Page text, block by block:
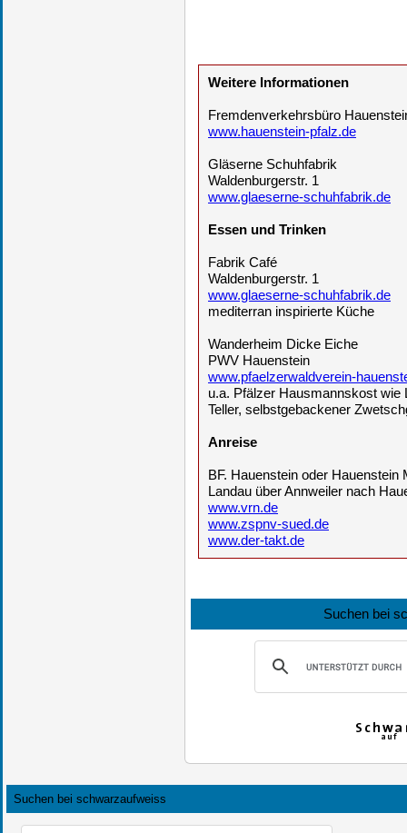
Weitere Informationen
Fremdenverkehrsbüro
www.hauenstein-pfalz.de
Gläserne Schuhfabrik
Waldenburgerstr. 1
www.glaeserne-schuhfabrik.de
Essen und Trinken
Fabrik Café
Waldenburgerstr. 1
www.glaeserne-schuhfabrik.de
mediterran inspirierte Küche
Wanderheim Dicke Eiche
PWV Hauenstein
www.pfaelzerwaldverein-
u.a. Pfälzer Hausmannskost wie
Teller, selbstgebackener
Anreise
BF. Hauenstein oder
Landau über Annweiler nach
www.vrn.de
www.zspnv-sued.de
www.der-takt.de
Suchen bei
Suchen bei schwarzaufweiss